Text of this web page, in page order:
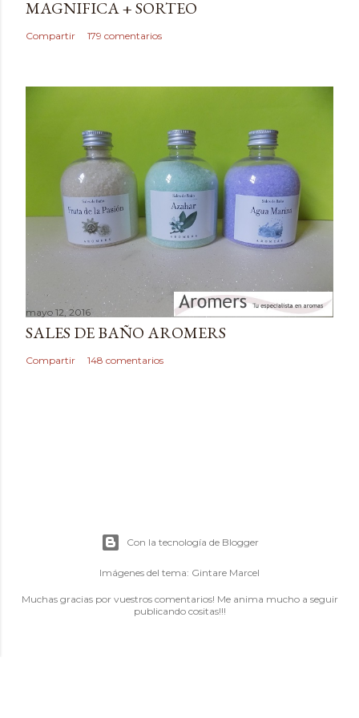
n
c
o
MAGNIFICA + SORTEO
Compartir 179 comentarios
mayo 12, 2016
SALES DE BAÑO AROMERS
Compartir 148 comentarios
Con la tecnología de Blogger
Imágenes del tema: Gintare Marcel
Muchas gracias por vuestros comentarios! Me anima mucho a seguir
publicando cositas!!!